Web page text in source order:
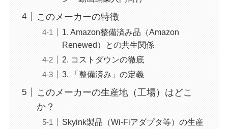
このメーカーの特徴
1. Amazon整備済み品（Amazon
Renewed）との共生関係
2. コストダウンの徹底
3. 「整備済み」の定義
このメーカーの生産地（工場）はどこ
か？
Skyink製品（Wi-Fiアダプタ等）の生産